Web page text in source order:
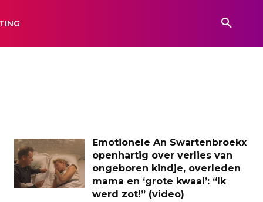
Emotionele An Swartenbroekx
openhartig over verlies van
ongeboren kindje, overleden
mama en ‘grote kwaal’: “Ik
werd zot!” (video)